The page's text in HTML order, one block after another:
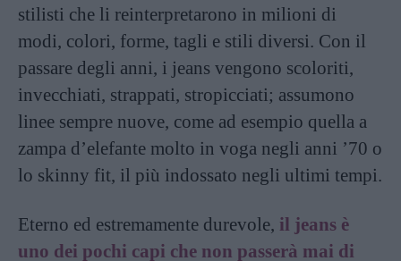
stilisti che li reinterpretarono in milioni di
modi, colori, forme, tagli e stili diversi. Con il
passare degli anni, i jeans vengono scoloriti,
invecchiati, strappati, stropicciati; assumono
linee sempre nuove, come ad esempio quella a
zampa d’elefante molto in voga negli anni ’70 o
lo skinny fit, il più indossato negli ultimi tempi.
Eterno ed estremamente durevole, il jeans è
uno dei pochi capi che non passerà mai di